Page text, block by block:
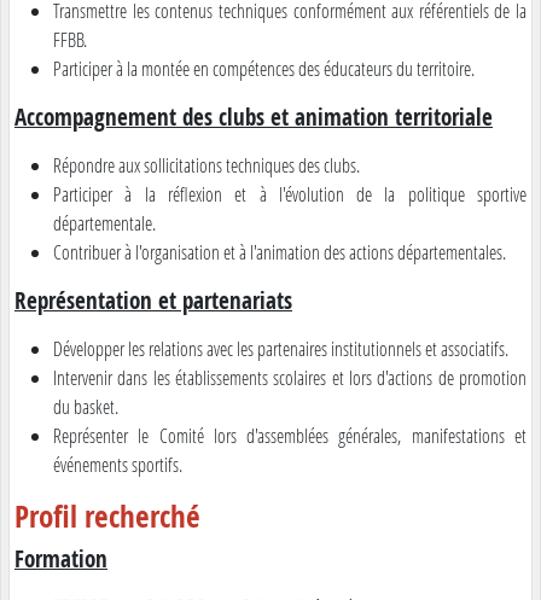
Transmettre les contenus techniques conformément aux référentiels de la
FFBB.
Participer à la montée en compétences des éducateurs du territoire.
Accompagnement des clubs et animation territoriale
Répondre aux sollicitations techniques des clubs.
Participer à la réflexion et à l'évolution de la politique sportive
départementale.
Contribuer à l'organisation et à l'animation des actions départementales.
Représentation et partenariats
Développer les relations avec les partenaires institutionnels et associatifs.
Intervenir dans les établissements scolaires et lors d'actions de promotion
du basket.
Représenter le Comité lors d'assemblées générales, manifestations et
événements sportifs.
Profil recherché
Formation